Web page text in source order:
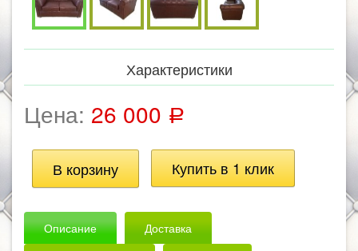
Характеристики
Цена: 26 000 Р
Описание
Доставка